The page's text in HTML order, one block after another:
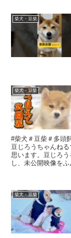
柴犬・豆柴
柴犬・豆柴
#柴犬＃豆柴＃多頭
豆じろうちゃんね
思います。豆じろ
し、未公開映像をふ
柴犬・豆柴